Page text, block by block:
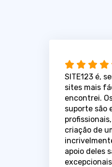
SITE123 é,
sites mais
encontrei.
suporte são
criação de
apoio deles